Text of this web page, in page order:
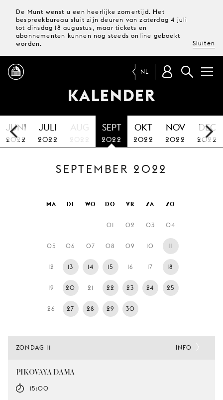
De Munt wenst u een heerlijke zomertijd. Het
bespreekbureau sluit zijn deuren van zaterdag 4 juli
tot dinsdag 18 augustus, maar tickets en
abonnementen kunnen nog steeds online geboekt
worden.
Sluiten
PROGRAMMA
MAGAZINE
TICKETS &
ABONNEMENTEN
BEZOEK
DE
MUNT
STEUN
ONS
NL
KALENDER
JUNI
2022
JULI
2022
AUG
2022
SEPT
2022
OKT
2022
NOV
2022
DEC
2022
SEPTEMBER 2022
MA DI WO DO VR ZA ZO
01 02 03 04
05 06 07 08 09 10 11
12 13 14 15 16 17 18
19 20 21 22 23 24 25
26 27 28 29 30
ZONDAG 11
PIKOVAYA DAMA
15:00
INFO